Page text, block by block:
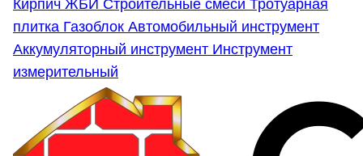
Кирпич ЖБИ Строительные смеси Тротуарная
плитка Газоблок Автомобильный инструмент
Аккумуляторный инструмент Инструмент
измерительный